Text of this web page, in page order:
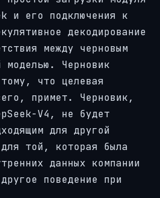
и его подключения к
декодирование
между черновым
моделью. Черновик
что целевая
примет. Черновик,
V4, не будет
для другой
той, которая была
данных компании
поведение при